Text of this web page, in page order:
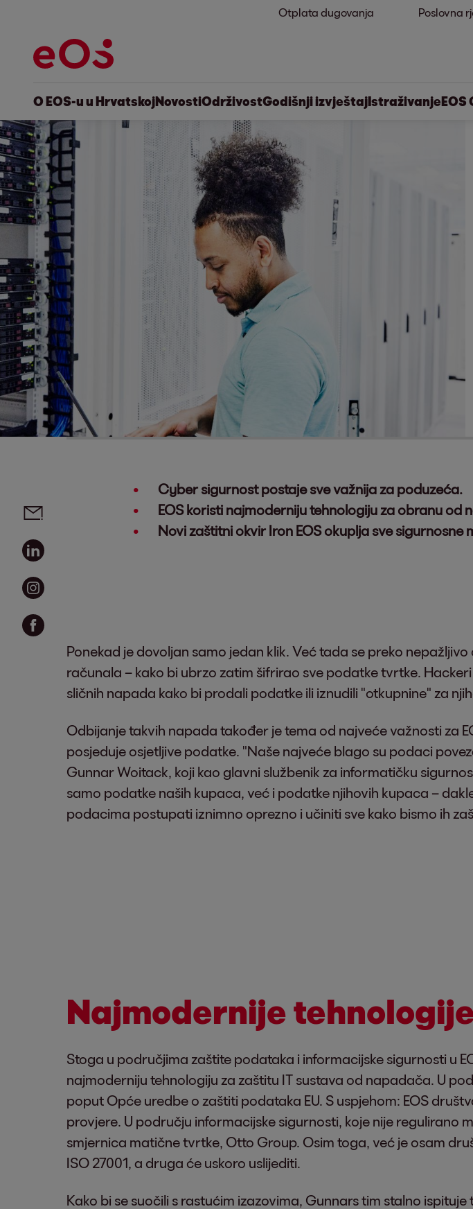
Otplata dugovanja Poslovna
O EOS-u u HrvatskojNovostiOdrživostGodišnji izvještajIstraživanjeEOS
Cyber sigurnost postaje sve važnija za poduzeća.
EOS koristi najmoderniju tehnologiju za obranu od
Novi zaštitni okvir Iron EOS okuplja sve sigurnosne
Ponekad je dovoljan samo jedan klik. Već tada se preko
računala – kako bi ubrzo zatim šifrirao sve podatke tvrtke.
sličnih napada kako bi prodali podatke ili iznudili "otkupnine" za
Odbijanje takvih napada također je tema od najveće važnosti za
posjeduje osjetljive podatke. "Naše najveće blago su podaci
Gunnar Woitack, koji kao glavni službenik za informatičku
samo podatke naših kupaca, već i podatke njihovih kupaca –
podacima postupati iznimno oprezno i učiniti sve kako bismo ih
Najmodernije
Stoga u područjima zaštite podataka i informacijske sigurnosti u
najmoderniju tehnologiju za zaštitu IT sustava od napadača. U
poput Opće uredbe o zaštiti podataka EU. S uspjehom: EOS
provjere. U području informacijske sigurnosti, koje nije regulirano
smjernica matične tvrtke, Otto Group. Osim toga, već je osam
ISO 27001, a druga će uskoro uslijediti.
Kako bi se suočili s rastućim izazovima, Gunnars tim stalno
Social media links - share article